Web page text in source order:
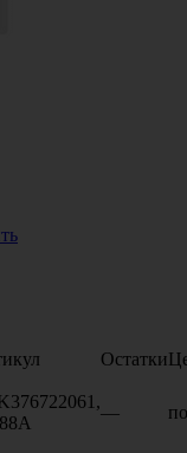
Остатки
—